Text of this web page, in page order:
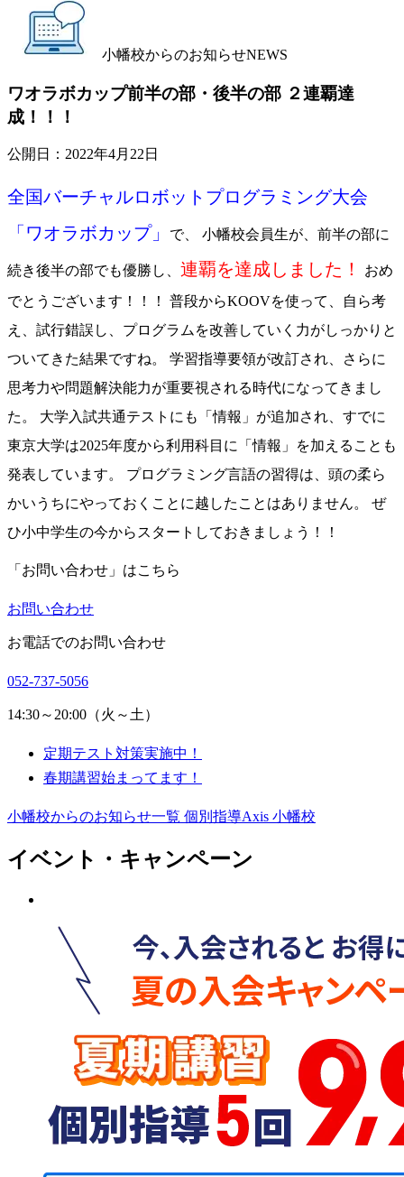
小幡校からのお知らせNEWS
ワオラボカップ前半の部・後半の部 ２連覇達
成！！！
公開日： 2022年4月22日
全国バーチャルロボットプログラミング大会
「ワオラボカップ」
で、 小幡校会員生が、前半の部に
続き後半の部でも優勝し、 連覇を達成しました！
おめ
でとうございます！！！ 普段からKOOVを使って、自ら考
え、試行錯誤し、プログラムを改善していく力がしっかりと
ついてきた結果ですね。 学習指導要領が改訂され、さらに
思考力や問題解決能力が重要視される時代になってきまし
た。 大学入試共通テストにも「情報」が追加され、すでに
東京大学は2025年度から利用科目に「情報」を加えることも
発表しています。 プログラミング言語の習得は、頭の柔ら
かいうちにやっておくことに越したことはありません。 ぜ
ひ小中学生の今からスタートしておきましょう！！
「お問い合わせ」はこちら
お問い合わせ
お電話でのお問い合わせ
052-737-5056
14:30～20:00（火～土）
定期テスト対策実施中！
春期講習始まってます！
小幡校からのお知らせ一覧 個別指導Axis 小幡校
イベント・キャンペーン